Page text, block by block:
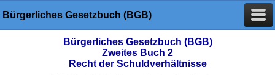
Bürgerliches Gesetzbuch (BGB)
Bürgerliches Gesetzbuch (BGB)
Zweites Buch 2
Recht der Schuldverhältnisse